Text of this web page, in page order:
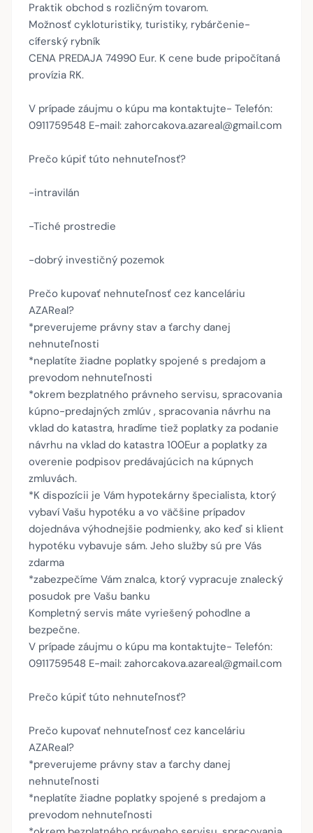
Praktik obchod s rozličným tovarom.
Možnosť cykloturistiky, turistiky, rybárčenie-
cíferský rybník
CENA PREDAJA 74990 Eur. K cene bude pripočítaná
provízia RK.
V prípade záujmu o kúpu ma kontaktujte- Telefón:
0911759548 E-mail: zahorcakova.azareal@gmail.com
Prečo kúpiť túto nehnuteľnosť?
-intravilán
-Tiché prostredie
-dobrý investičný pozemok
Prečo kupovať nehnuteľnosť cez kanceláriu
AZAReal?
*preverujeme právny stav a ťarchy danej
nehnuteľnosti
*neplatíte žiadne poplatky spojené s predajom a
prevodom nehnuteľnosti
*okrem bezplatného právneho servisu, spracovania
kúpno-predajných zmlúv , spracovania návrhu na
vklad do katastra, hradíme tiež poplatky za podanie
návrhu na vklad do katastra 100Eur a poplatky za
overenie podpisov predávajúcich na kúpnych
zmluvách.
*K dispozícii je Vám hypotekárny špecialista, ktorý
vybaví Vašu hypotéku a vo väčšine prípadov
dojednáva výhodnejšie podmienky, ako keď si klient
hypotéku vybavuje sám. Jeho služby sú pre Vás
zdarma
*zabezpečíme Vám znalca, ktorý vypracuje znalecký
posudok pre Vašu banku
Kompletný servis máte vyriešený pohodlne a
bezpečne.
V prípade záujmu o kúpu ma kontaktujte- Telefón:
0911759548 E-mail: zahorcakova.azareal@gmail.com
Prečo kúpiť túto nehnuteľnosť?
Prečo kupovať nehnuteľnosť cez kanceláriu
AZAReal?
*preverujeme právny stav a ťarchy danej
nehnuteľnosti
*neplatíte žiadne poplatky spojené s predajom a
prevodom nehnuteľnosti